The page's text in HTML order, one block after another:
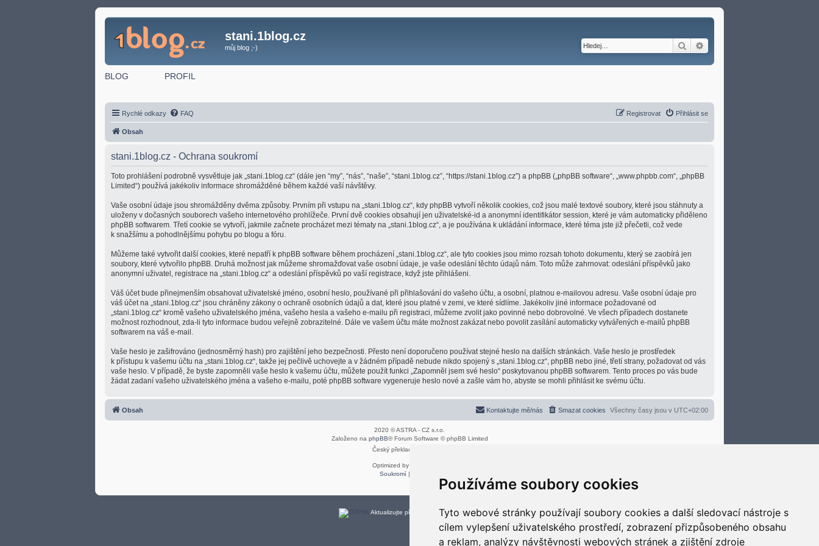
Používáme soubory cookies
Tyto webové stránky používají soubory cookies a další sledovací nástroje s
cílem vylepšení uživatelského prostředí, zobrazení přizpůsobeného obsahu
a reklam, analýzy návštěvnosti webových stránek a zjištění zdroje
stani.1blog.cz
můj blog ;-) Hledat
BLOG PROFIL
Rychlé odkazy FAQ Přihlásit se
Registrovat
Obsah
stani.1blog.cz - Ochrana soukromí
Toto prohlášení podrobně vysvětluje jak „stani.1blog.cz“ (dále jen “my”, “nás”, “naše”, “stani.1blog.cz”, “https://stani.1blog.cz”) a phpBB („phpBB software“, „www.phpbb.com“, „phpBB
Limited“) používá jakékoliv informace shromážděné během každé vaší návštěvy.
Vaše osobní údaje jsou shromážděny dvěma způsoby. Prvním při vstupu na „stani.1blog.cz“, kdy phpBB vytvoří několik cookies, což jsou malé textové soubory, které jsou stáhnuty a
uloženy v dočasných souborech vašeho internetového prohlížeče. První dvě cookies obsahují jen uživatelské-id a anonymní identifikátor session, které je vám automaticky přiděleno
phpBB softwarem. Třetí cookie se vytvoří, jakmile začnete procházet mezi tématy na „stani.1blog.cz“, a je používána k ukládání informace, které téma jste již přečetli, což vede
k snažšímu a pohodlnějšímu pohybu po blogu a fóru.
Můžeme také vytvořit další cookies, které nepatří k phpBB software během procházení „stani.1blog.cz“, ale tyto cookies jsou mimo rozsah tohoto dokumentu, který se zaobírá jen
soubory, které vytvořilo phpBB. Druhá možnost jak můžeme shromažďovat vaše osobní údaje, je vaše odeslání těchto údajů nám. Toto může zahrnovat: odeslání příspěvků jako
anonymní uživatel, registrace na „stani.1blog.cz“ a odeslání příspěvků po vaší registrace, když jste přihlášeni.
Váš účet bude přinejmenším obsahovat uživatelské jméno, osobní heslo, používané při přihlašování do vašeho účtu, a osobní, platnou e-mailovou adresu. Vaše osobní údaje pro
váš účet na „stani.1blog.cz“ jsou chráněny zákony o ochraně osobních údajů a dat, které jsou platné v zemi, ve které sídlíme. Jakékoliv jiné informace požadované od
„stani.1blog.cz“ kromě vašeho uživatelského jména, vašeho hesla a vašeho e-mailu při registraci, můžeme zvolit jako povinné nebo dobrovolné. Ve všech případech dostanete
možnost rozhodnout, zda-li tyto informace budou veřejně zobrazitelné. Dále ve vašem účtu máte možnost zakázat nebo povolit zasílání automaticky vytvářených e-mailů phpBB
softwarem na váš e-mail.
Vaše heslo je zašifrováno (jednosměrný hash) pro zajištění jeho bezpečnosti. Přesto není doporučeno používat stejné heslo na dalších stránkách. Vaše heslo je prostředek
k přístupu k vašemu účtu na „stani.1blog.cz“, takže jej pečlivě uchovejte a v žádném případě nebude nikdo spojený s „stani.1blog.cz“, phpBB nebo jiné, třetí strany, požadovat od vás
vaše heslo. V případě, že byste zapomněli vaše heslo k vašemu účtu, můžete použít funkci „Zapomněl jsem své heslo“ poskytovanou phpBB softwarem. Tento proces po vás bude
žádat zadaní vašeho uživatelského jména a vašeho e-mailu, poté phpBB software vygeneruje heslo nové a zašle vám ho, abyste se mohli přihlásit ke svému účtu.
Obsah Všechny časy jsou v UTC+02:00
Smazat cookies
Kontaktujte mě/nás
2020 © ASTRA - CZ s.r.o.
Založeno na phpBB® Forum Software © phpBB Limited
Český překlad –
Optimized by:
Soukromí|
Aktualizujte předvolby souborů cookies